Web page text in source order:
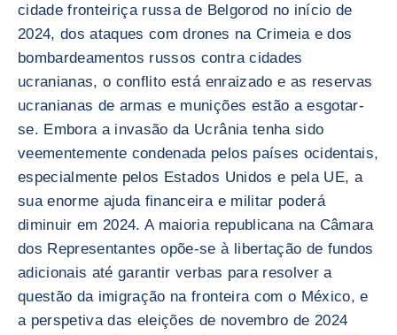
cidade fronteiriça russa de Belgorod no início de
2024, dos ataques com drones na Crimeia e dos
bombardeamentos russos contra cidades
ucranianas, o conflito está enraizado e as reservas
ucranianas de armas e munições estão a esgotar-
se. Embora a invasão da Ucrânia tenha sido
veementemente condenada pelos países ocidentais,
especialmente pelos Estados Unidos e pela UE, a
sua enorme ajuda financeira e militar poderá
diminuir em 2024. A maioria republicana na Câmara
dos Representantes opõe-se à libertação de fundos
adicionais até garantir verbas para resolver a
questão da imigração na fronteira com o México, e
a perspetiva das eleições de novembro de 2024